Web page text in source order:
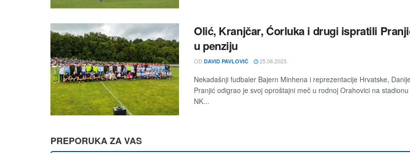
Olić, Kranjčar, Ćorluka i drugi ispratili
u penziju
OD DAVID PAVLOVIĆ 25.06.2023.
Nekadašnji fudbaler Bajern Minhena i reprezentacije Hrvatske,
Pranjić odigrao je svoj oproštajni meč u rodnoj Orahovici na stadionu
NK...
PREPORUKA ZA VAS